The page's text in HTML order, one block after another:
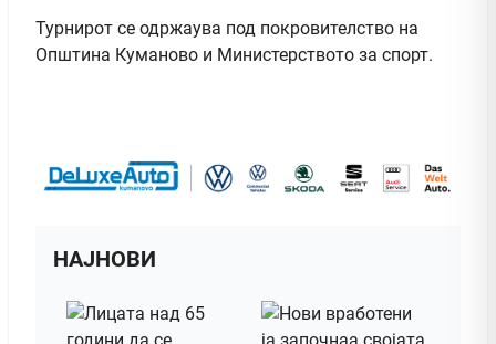
Турнирот се одржаува под покровителство на
Општина Куманово и Министерството за спорт.
НАЈНОВИ